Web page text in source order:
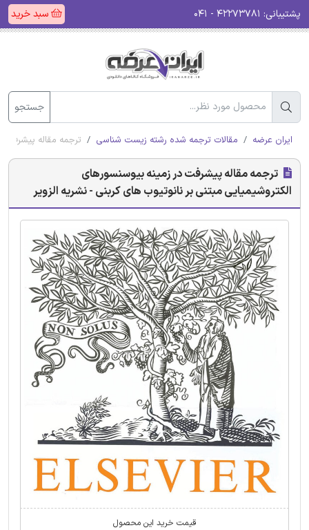
پشتیبانی: سبد خرید
جستجو
ایران عرضه مقالات ترجمه شده رشته زیست شناسی ترجمه مقاله پیشرفت
ترجمه مقاله پیشرفت در زمینه بیوسنسورهای
الکتروشیمیایی مبتنی بر نانوتیوب های کربنی - نشریه الزویر
قیمت خرید این محصول